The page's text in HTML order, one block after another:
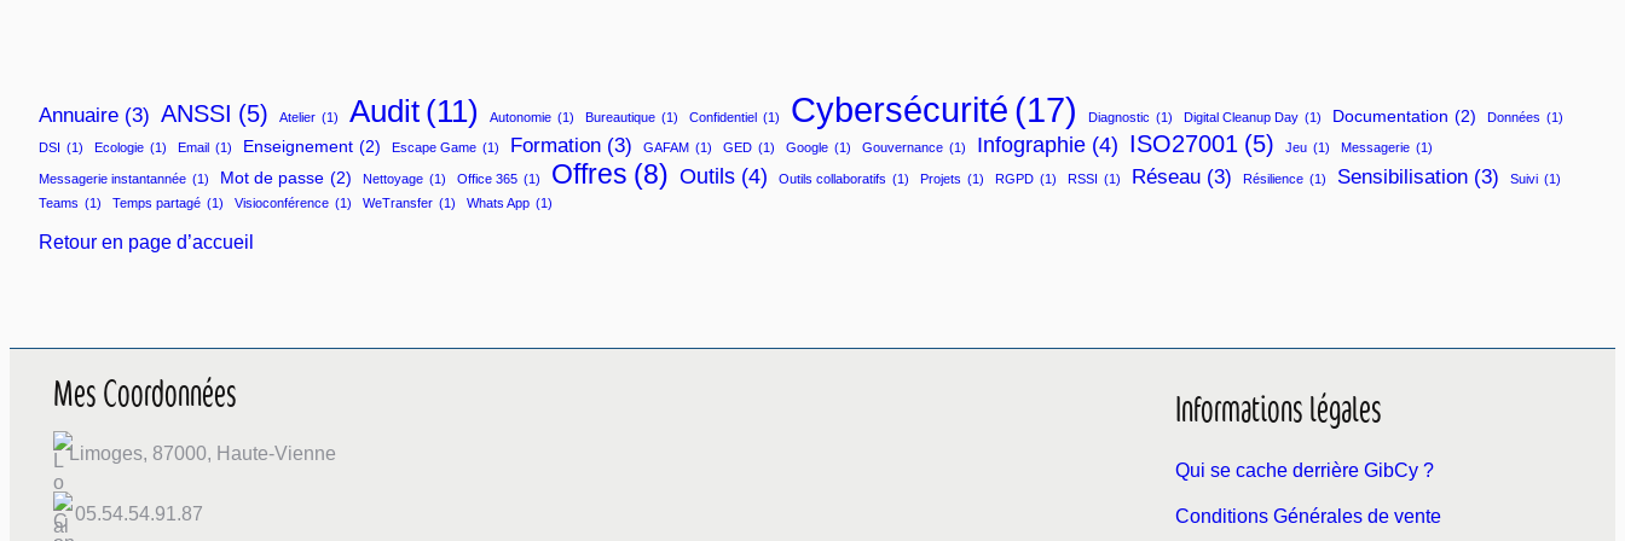
Annuaire (3) ANSSI (5) Atelier (1) Audit (11) Autonomie (1) Bureautique (1) Confidentiel (1) Cybersécurité (17) Diagnostic (1) Digital Cleanup Day (1) Documentation (2) Données (1)
DSI (1) Ecologie (1) Email (1) Enseignement (2) Escape Game (1) Formation (3) GAFAM (1) GED (1) Google (1) Gouvernance (1) Infographie (4) ISO27001 (5) Jeu (1) Messagerie (1)
Messagerie instantannée (1) Mot de passe (2) Nettoyage (1) Office 365 (1) Offres (8) Outils (4) Outils collaboratifs (1) Projets (1) RGPD (1) RSSI (1) Réseau (3) Résilience (1) Sensibilisation (3) Suivi (1)
Teams (1) Temps partagé (1) Visioconférence (1) WeTransfer (1) Whats App (1)
Retour en page d’accueil
Mes Coordonnées
Limoges, 87000, Haute-Vienne
05.54.54.91.87
Informations légales
Qui se cache derrière GibCy ?
Conditions Générales de vente